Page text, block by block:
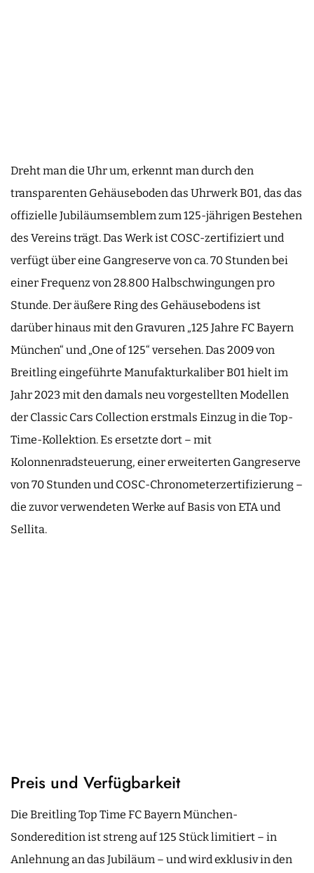
Dreht man die Uhr um, erkennt man durch den
transparenten Gehäuseboden das Uhrwerk B01, das das
offizielle Jubiläumsemblem zum 125-jährigen Bestehen
des Vereins trägt. Das Werk ist COSC-zertifiziert und
verfügt über eine Gangreserve von ca. 70 Stunden bei
einer Frequenz von 28.800 Halbschwingungen pro
Stunde. Der äußere Ring des Gehäusebodens ist
darüber hinaus mit den Gravuren „125 Jahre FC Bayern
München“ und „One of 125“ versehen. Das 2009 von
Breitling eingeführte Manufakturkaliber B01 hielt im
Jahr 2023 mit den damals neu vorgestellten Modellen
der Classic Cars Collection erstmals Einzug in die Top-
Time-Kollektion. Es ersetzte dort – mit
Kolonnenradsteuerung, einer erweiterten Gangreserve
von 70 Stunden und COSC-Chronometerzertifizierung –
die zuvor verwendeten Werke auf Basis von ETA und
Sellita.
Preis und Verfügbarkeit
Die Breitling Top Time FC Bayern München-
Sonderedition ist streng auf 125 Stück limitiert – in
Anlehnung an das Jubiläum – und wird exklusiv in den